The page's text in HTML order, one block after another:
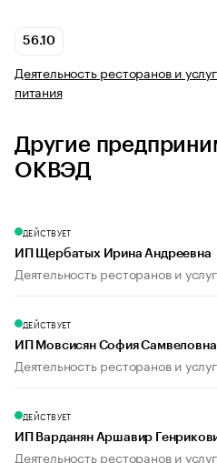
56.10
Деятельность ресторанов и
питания
Другие
ОКВЭД
ДЕЙСТВУЕТ
ИП Щербатых Ирина Андреевна
Деятельность ресторанов и
ДЕЙСТВУЕТ
ИП Мовсисян София Самвеловна
Деятельность ресторанов и
ДЕЙСТВУЕТ
ИП Варданян Аршавир
Деятельность ресторанов и